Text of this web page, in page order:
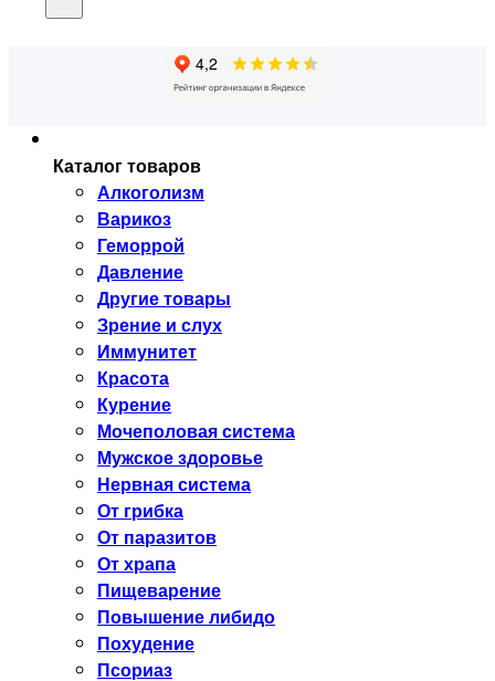
Каталог товаров
Алкоголизм
Варикоз
Геморрой
Давление
Другие товары
Зрение и слух
Иммунитет
Красота
Курение
Мочеполовая система
Мужское здоровье
Нервная система
От грибка
От паразитов
От храпа
Пищеварение
Повышение либидо
Похудение
Псориаз